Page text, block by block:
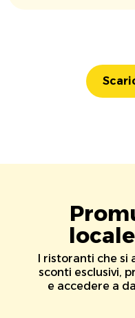
I ristoranti che si
sconti esclusivi,
e accedere a